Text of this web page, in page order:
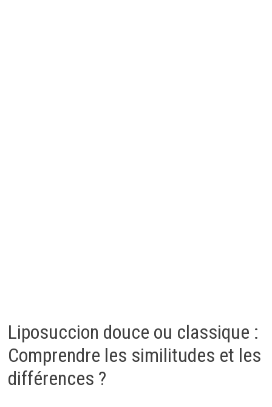
Liposuccion douce ou classique :
Comprendre les similitudes et les
différences ?